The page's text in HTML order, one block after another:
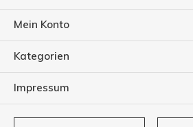
Mein Konto
Kategorien
Impressum